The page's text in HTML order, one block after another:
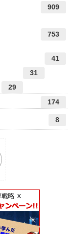
909
753
41
31
29
174
8